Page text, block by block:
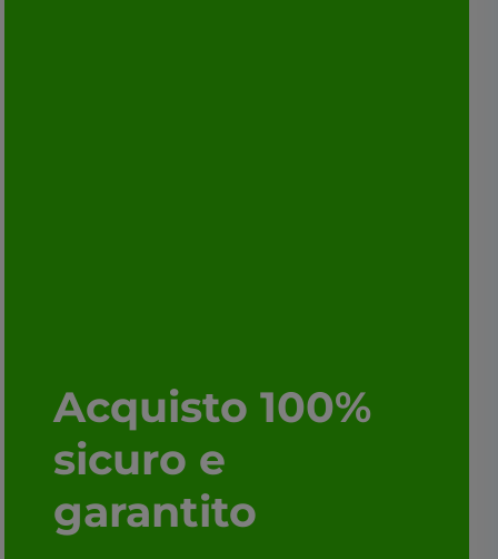
Acquisto 100%
sicuro e
garantito